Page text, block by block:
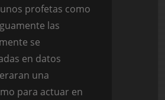
profetas como
las
se
en datos
una
para actuar en